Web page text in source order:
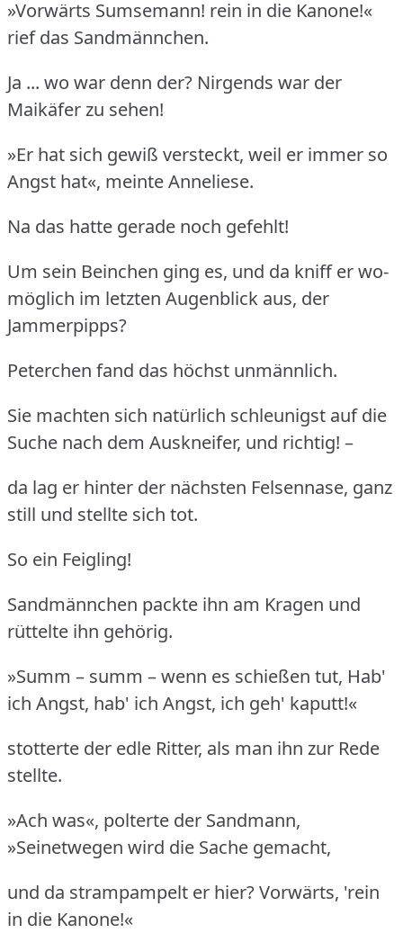
»Vorwärts Sumsemann! rein in die Kanone!«
rief das Sandmännchen.
Ja ... wo war denn der? Nirgends war der
Maikäfer zu sehen!
»Er hat sich gewiß versteckt, weil er immer so
Angst hat«, meinte Anneliese.
Na das hatte gerade noch gefehlt!
Um sein Beinchen ging es, und da kniff er wo-
möglich im letzten Augenblick aus, der
Jammerpipps?
Peterchen fand das höchst unmännlich.
Sie machten sich natürlich schleunigst auf die
Suche nach dem Auskneifer, und richtig! –
da lag er hinter der nächsten Felsennase, ganz
still und stellte sich tot.
So ein Feigling!
Sandmännchen packte ihn am Kragen und
rüttelte ihn gehörig.
»Summ – summ – wenn es schießen tut, Hab'
ich Angst, hab' ich Angst, ich geh' kaputt!«
stotterte der edle Ritter, als man ihn zur Rede
stellte.
»Ach was«, polterte der Sandmann,
»Seinetwegen wird die Sache gemacht,
und da strampampelt er hier? Vorwärts, 'rein
in die Kanone!«